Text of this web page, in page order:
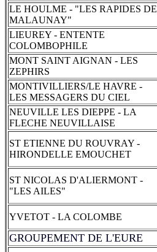
LE HOULME - "LES RAPIDES DE
MALAUNAY"
LIEUREY - ENTENTE
COLOMBOPHILE
MONT SAINT AIGNAN - LES
ZEPHIRS
MONTIVILLIERS/LE HAVRE -
LES MESSAGERS DU CIEL
NEUVILLE LES DIEPPE - LA
FLECHE NEUVILLAISE
ST ETIENNE DU ROUVRAY -
HIRONDELLE EMOUCHET
ST NICOLAS D'ALIERMONT -
"LES AILES"
YVETOT - LA COLOMBE
GROUPEMENT DE L'EURE